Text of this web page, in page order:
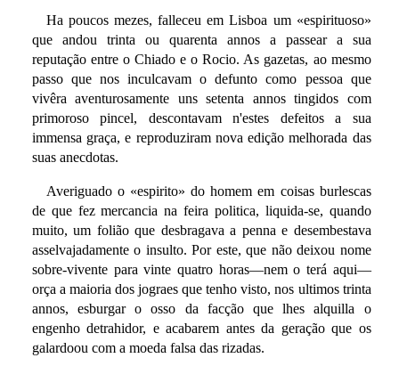
Ha poucos mezes, falleceu em Lisboa um «espirituoso»
que andou trinta ou quarenta annos a passear a sua
reputação entre o Chiado e o Rocio. As gazetas, ao mesmo
passo que nos inculcavam o defunto como pessoa que
vivêra aventurosamente uns setenta annos tingidos com
primoroso pincel, descontavam n'estes defeitos a sua
immensa graça, e reproduziram nova edição melhorada das
suas anecdotas.
Averiguado o «espirito» do homem em coisas burlescas
de que fez mercancia na feira politica, liquida-se, quando
muito, um folião que desbragava a penna e desembestava
asselvajadamente o insulto. Por este, que não deixou nome
sobre-vivente para vinte quatro horas—nem o terá aqui—
orça a maioria dos jograes que tenho visto, nos ultimos trinta
annos, esburgar o osso da facção que lhes alquilla o
engenho detrahidor, e acabarem antes da geração que os
galardoou com a moeda falsa das rizadas.